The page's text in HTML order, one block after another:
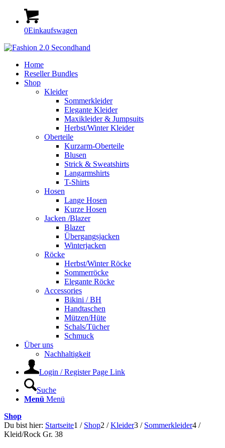
0Einkaufswagen
Home
Reseller Bundles
Shop
Kleider
Sommerkleider
Elegante Kleider
Maxikleider & Jumpsuits
Herbst/Winter Kleider
Oberteile
Kurzarm-Oberteile
Blusen
Strick & Sweatshirts
Langarmshirts
T-Shirts
Hosen
Lange Hosen
Kurze Hosen
Jacken /Blazer
Blazer
Übergangsjacken
Winterjacken
Röcke
Herbst/Winter Röcke
Sommerröcke
Elegante Röcke
Accessories
Bikini / BH
Handtaschen
Mützen/Hüte
Schals/Tücher
Schmuck
Über uns
Nachhaltigkeit
Login / Register Page Link
Suche
Menü Menü
Shop
Du bist hier: Startseite1 / Shop2 / Kleider3 / Sommerkleider4 /
Kleid/Rock Gr. 38